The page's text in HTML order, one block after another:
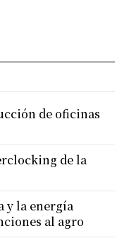
de oficinas
de la
y la energía
al agro